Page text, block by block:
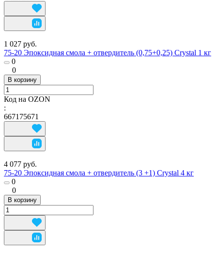
1 027 руб.
75-20 Эпоксидная смола + отвердитель (0,75+0,25) Crystal 1 кг
0
0
В корзину
Код на OZON
:
667175671
4 077 руб.
75-20 Эпоксидная смола + отвердитель (3 +1) Crystal 4 кг
0
0
В корзину